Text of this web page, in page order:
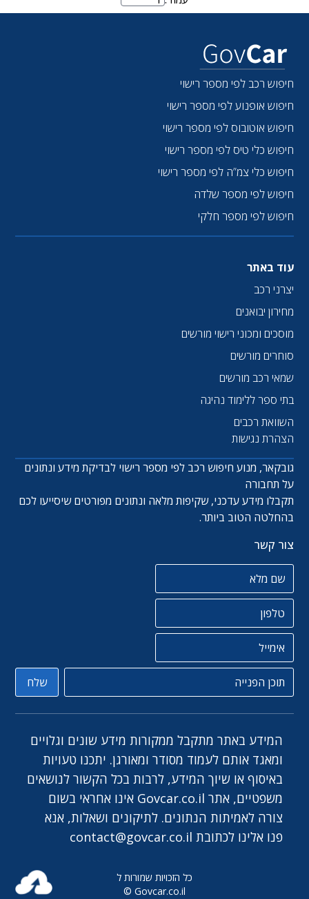
מספר עמוד
חיפוש רכב לפי מספר רישוי
חיפוש אופנוע לפי מספר רישוי
חיפוש אוטובוס לפי מספר רישוי
חיפוש כלי טיס לפי מספר רישוי
חיפוש כלי צמ”ה לפי מספר רישוי
חיפוש לפי מספר שלדה
חיפוש לפי מספר חלקי
עוד באתר
יצרני רכב
מחירון יבואנים
מוסכים ומכוני רישוי מורשים
סוחרים מורשים
שמאי רכב מורשים
בתי ספר ללימוד נהיגה
השוואת רכבים
הצהרת נגישות
גובקאר, מנוע חיפוש רכב לפי מספר רישוי לבדיקת מידע ונתונים
על תחבורה
תקבלו מידע עדכני, שקיפות מלאה ונתונים מפורטים שיסייעו לכם
בהחלטה הטוב ביותר.
צור קשר
שם מלא
טלפון
אימייל
תוכן הפניה שלח
המידע באתר מתקבל ממקורות מידע שונים וגלויים
ומאגד אותם לעמוד מסודר ומאורגן. יתכנו טעויות
באיסוף או שיוך המידע, לרבות בכל הקשור לנושאים
משפטיים, אתר Govcar.co.il אינו אחראי בשום
צורה לאמיתות הנתונים. לתיקונים ושאלות, אנא
פנו אלינו לכתובת contact@govcar.co.il
כל הזכויות שמורות ל
Govcar.co.il ©